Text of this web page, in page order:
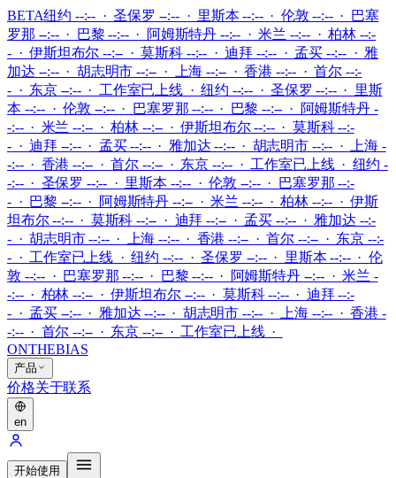
BETA纽约 --:-- · 圣保罗 --:-- · 里斯本 --:-- · 伦敦 --:-- · 巴塞
罗那 --:-- · 巴黎 --:-- · 阿姆斯特丹 --:-- · 米兰 --:-- · 柏林 --:-
- · 伊斯坦布尔 --:-- · 莫斯科 --:-- · 迪拜 --:-- · 孟买 --:-- · 雅
加达 --:-- · 胡志明市 --:-- · 上海 --:-- · 香港 --:-- · 首尔 --:-
- · 东京 --:--· 工作室已上线 ·纽约 --:-- · 圣保罗 --:-- · 里斯
本 --:-- · 伦敦 --:-- · 巴塞罗那 --:-- · 巴黎 --:-- · 阿姆斯特丹 -
-:-- · 米兰 --:-- · 柏林 --:-- · 伊斯坦布尔 --:-- · 莫斯科 --:-
- · 迪拜 --:-- · 孟买 --:-- · 雅加达 --:-- · 胡志明市 --:-- · 上海 -
-:-- · 香港 --:-- · 首尔 --:-- · 东京 --:-- · 工作室已上线· 纽约 -
-:-- · 圣保罗 --:-- · 里斯本 --:-- · 伦敦 --:-- · 巴塞罗那 --:-
- · 巴黎 --:-- · 阿姆斯特丹 --:-- · 米兰 --:-- · 柏林 --:-- · 伊斯
坦布尔 --:-- · 莫斯科 --:-- · 迪拜 --:-- · 孟买 --:-- · 雅加达 --:-
- · 胡志明市 --:-- · 上海 --:-- · 香港 --:-- · 首尔 --:-- · 东京 --:-
-· 工作室已上线 ·纽约 --:-- · 圣保罗 --:-- · 里斯本 --:-- · 伦
敦 --:-- · 巴塞罗那 --:-- · 巴黎 --:-- · 阿姆斯特丹 --:-- · 米兰 -
-:-- · 柏林 --:-- · 伊斯坦布尔 --:-- · 莫斯科 --:-- · 迪拜 --:-
- · 孟买 --:-- · 雅加达 --:-- · 胡志明市 --:-- · 上海 --:-- · 香港 -
-:-- · 首尔 --:-- · 东京 --:-- · 工作室已上线·
ONTHEBIAS
产品
价格关于联系
en
开始使用